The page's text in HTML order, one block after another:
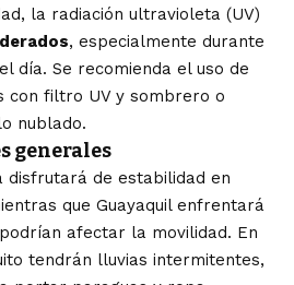
la radiación ultravioleta (UV)
, especialmente durante
día. Se recomienda el uso de
con filtro UV y sombrero o
nublado.
generales
disfrutará de estabilidad en
que Guayaquil enfrentará
afectar la movilidad. En
tendrán lluvias intermitentes,